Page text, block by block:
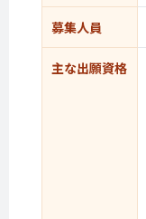
募集人員
主な出願資格